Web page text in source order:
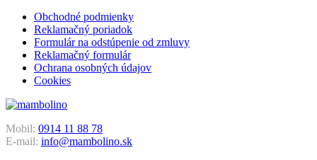
Obchodné podmienky
Reklamačný poriadok
Formulár na odstúpenie od zmluvy
Reklamačný formulár
Ochrana osobných údajov
Cookies
Mobil: 0914 11 88 78
E-mail: info@mambolino.sk